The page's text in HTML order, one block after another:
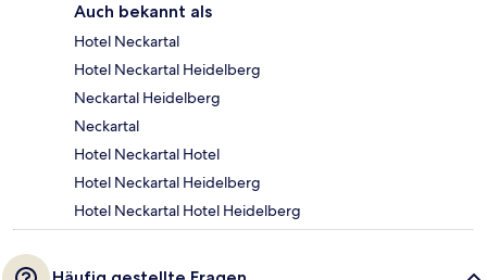
Auch bekannt als
Hotel Neckartal
Hotel Neckartal Heidelberg
Neckartal Heidelberg
Neckartal
Hotel Neckartal Hotel
Hotel Neckartal Heidelberg
Hotel Neckartal Hotel Heidelberg